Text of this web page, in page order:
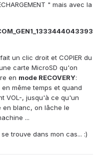
" mais avec la
un clic droit et COPIER du
carte MicroSD qu'on
en mode RECOVERY:
en même temps et quand
VOL-, jusqu'à ce qu'un
blanc, on lâche le
...
trouve dans mon cas... :)